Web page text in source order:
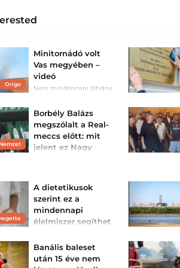
Origo
Minitornádó volt
Vas megyében –
videó
Nem mindennapi látvány
Borbély Balázs
megszólalt a Real-
meccs előtt: mit
jelent ez Nagy
rekordgyőztese ellen lép
pályára szombaton.
A dietetikusok
szerint ez a
mindennapi
élelmiszer segíthet
vastagbélrákot
A kutatások szerint az
élőflórás joghurt
Banális baleset
után 15 éve nem